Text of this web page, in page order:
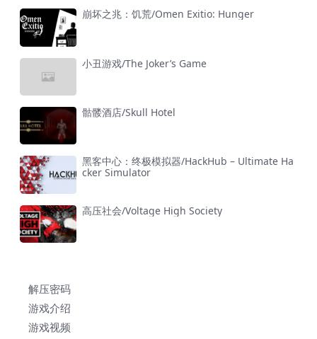
崩坏之兆：饥荒/Omen Exitio: Hunger
小丑游戏/The Joker’s Game
骷髅酒店/Skull Hotel
黑客中心：终极模拟器/HackHub – Ultimate Ha
cker Simulator
高压社会/Voltage High Society
解压密码
游戏介绍
游戏视频